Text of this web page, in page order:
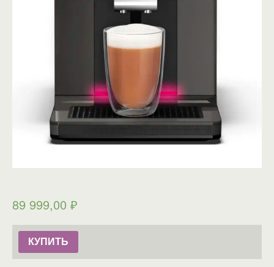
89 999,00 ₽
КУПИТЬ